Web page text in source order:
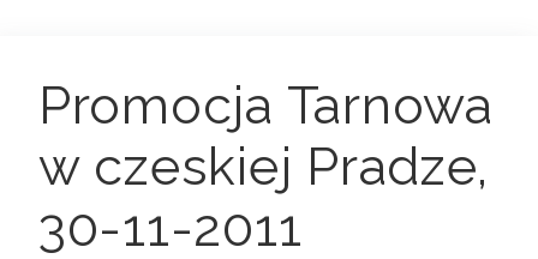
Promocja Tarnowa
w czeskiej Pradze,
30-11-2011